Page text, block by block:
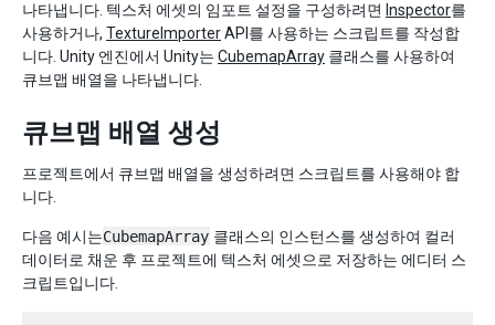
나타냅니다. 텍스처 에셋의 임포트 설정을 구성하려면 Inspector를
사용하거나, TextureImporterAPI를 사용하는 스크립트를 작성합
니다. Unity 엔진에서 Unity는 CubemapArray 클래스를 사용하여
큐브맵 배열을 나타냅니다.
큐브맵 배열 생성
프로젝트에서 큐브맵 배열을 생성하려면 스크립트를 사용해야 합
니다.
다음 예시는CubemapArray 클래스의 인스턴스를 생성하여 컬러
데이터로 채운 후 프로젝트에 텍스처 에셋으로 저장하는 에디터 스
크립트입니다.